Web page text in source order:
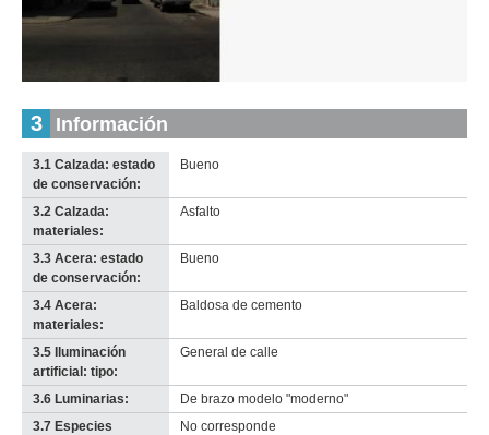
Maciel (Ma 3)
Maciel (Ma 3)
Anterior Pausa Siguiente
Inventario
2010
Descargar
imagen
original
3 Información
3.1 Calzada: estado
de conservación:
Bueno
3.2 Calzada:
materiales:
Asfalto
3.3 Acera: estado
de conservación:
Bueno
3.4 Acera:
materiales:
Baldosa de cemento
3.5 Iluminación
artificial: tipo:
General de calle
3.6 Luminarias:
De brazo modelo "moderno"
3.7 Especies
No corresponde